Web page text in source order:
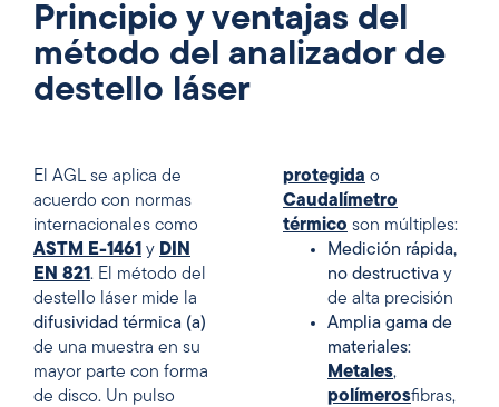
Principio y ventajas del
método del analizador de
destello láser
El AGL se aplica de
acuerdo con normas
internacionales como
ASTM E-1461 y DIN
EN 821. El método del
destello láser mide la
difusividad térmica (a)
de una muestra en su
mayor parte con forma
de disco. Un pulso
protegida o
Caudalímetro
térmico son múltiples:
Medición rápida,
no destructiva y
de alta precisión
Amplia gama de
materiales:
Metales,
polímerosfibras,